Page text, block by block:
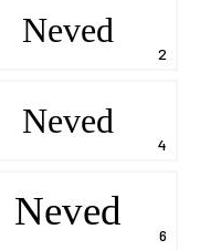
Neved
Neved
Neved